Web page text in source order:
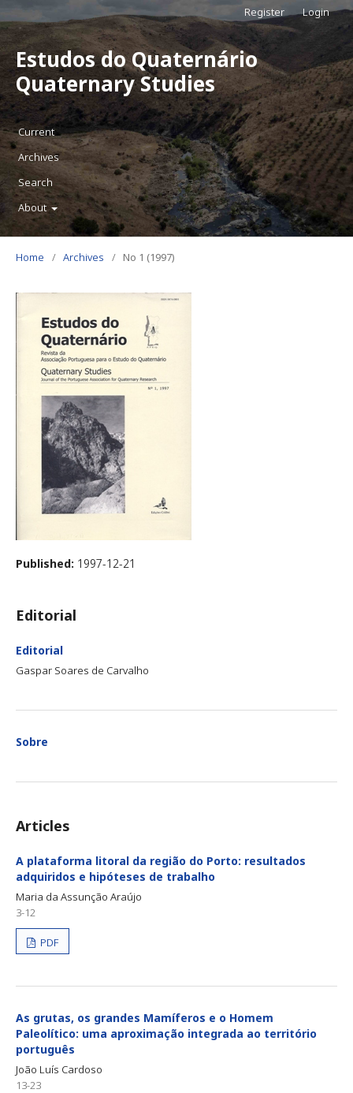
Estudos do Quaternário
Quaternary Studies
Current
Archives
Search
About
Register Login
Home / Archives / No 1 (1997)
Published: 1997-12-21
Editorial
Editorial
Gaspar Soares de Carvalho
Sobre
Articles
A plataforma litoral da região do Porto: resultados
adquiridos e hipóteses de trabalho
Maria da Assunção Araújo
3-12
PDF
As grutas, os grandes Mamíferos e o Homem
Paleolítico: uma aproximação integrada ao território
português
João Luís Cardoso
13-23